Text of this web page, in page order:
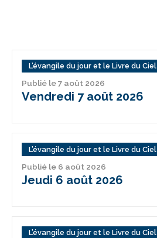
L’évangile du jour et le Livre du Ciel
Publié le 7 août 2026
Vendredi 7 août 2026
L’évangile du jour et le Livre du Ciel
Publié le 6 août 2026
Jeudi 6 août 2026
L’évangile du jour et le Livre du Ciel